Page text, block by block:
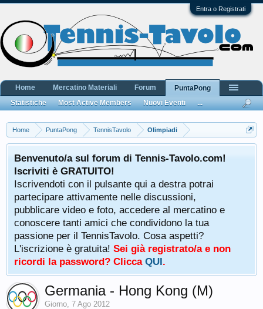
Entra o Registrati
Home PuntaPong TennisTavolo Olimpiadi
Benvenuto/a sul forum di Tennis-Tavolo.com!
Iscriviti è GRATUITO!
Iscrivendoti con il pulsante qui a destra potrai
partecipare attivamente nelle discussioni,
pubblicare video e foto, accedere al mercatino e
conoscere tanti amici che condividono la tua
passione per il TennisTavolo. Cosa aspetti?
L'iscrizione è gratuita! Sei già registrato/a e non
ricordi la password? Clicca QUI.
Germania - Hong Kong (M)
Giorno, 7 Ago 2012
Home Mercatino Materiali Forum
PuntaPong
Statistiche
Most Active Members Nuovi Eventi ...